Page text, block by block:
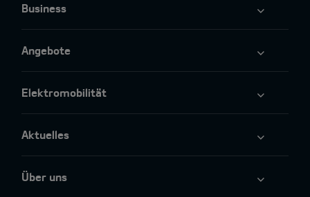
Business
Angebote
Elektromobilität
Aktuelles
Über uns